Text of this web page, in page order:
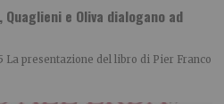
e Oliva dialogano ad
La presentazione del libro di Pier Franco